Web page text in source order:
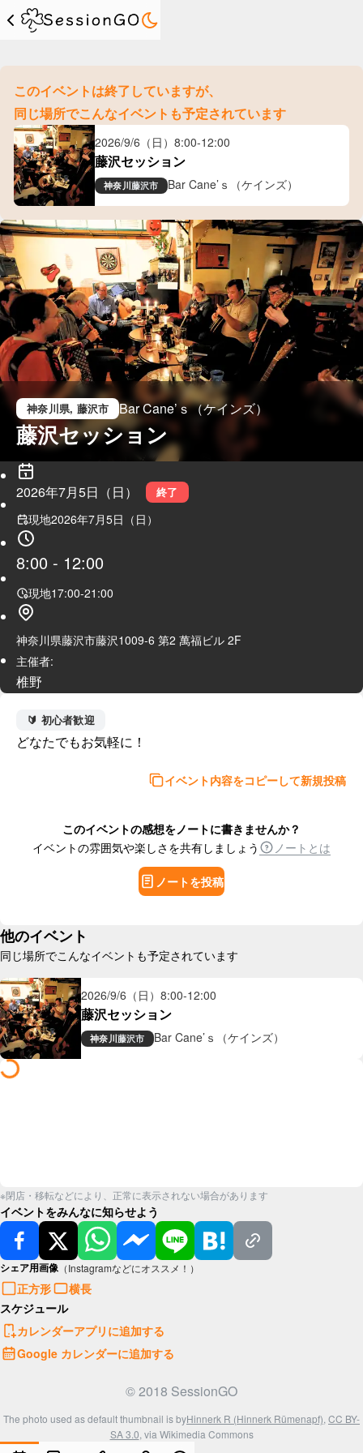
このイベントは終了していますが、
同じ場所でこんなイベントも予定されています
2026/9/6（日） 8:00-12:00
藤沢セッション
神奈川藤沢市 Bar Cane’ｓ（ケインズ）
神奈川県, 藤沢市 Bar Cane’ｓ（ケインズ）
藤沢セッション
2026年7月5日（日） 終了
現地2026年7月5日（日）
8:00 - 12:00
現地17:00-21:00
神奈川県藤沢市藤沢1009-6 第2 萬福ビル 2F
主催者:
椎野
🔰 初心者歓迎
どなたでもお気軽に！
イベント内容をコピーして新規投稿
このイベントの感想をノートに書きませんか？
イベントの雰囲気や楽しさを共有しましょう
ノートとは
ノートを投稿
他のイベント
同じ場所でこんなイベントも予定されています
2026/9/6（日） 8:00-12:00
藤沢セッション
神奈川藤沢市 Bar Cane’ｓ（ケインズ）
※閉店・移転などにより、正常に表示されない場合があります
イベントをみんなに知らせよう
シェア用画像 （Instagramなどにオススメ！）
正方形
横長
スケジュール
カレンダーアプリに追加する
Google カレンダーに追加する
© 2018 SessionGO
The photo used as default thumbnail is byHinnerk R (Hinnerk Rümenapf),CC BY-
SA 3.0, via Wikimedia Commons